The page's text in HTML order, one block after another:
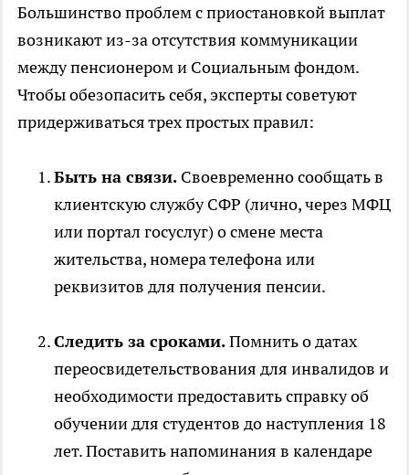
Большинство проблем с приостановкой выплат
возникают из-за отсутствия коммуникации
между пенсионером и Социальным фондом.
Чтобы обезопасить себя, эксперты советуют
придерживаться трех простых правил:
Быть на связи. Своевременно сообщать в
клиентскую службу СФР (лично, через МФЦ
или портал госуслуг) о смене места
жительства, номера телефона или
реквизитов для получения пенсии.
Следить за сроками.Помнить о датах
переосвидетельствования для инвалидов и
необходимости предоставить справку об
обучении для студентов до наступления 18
лет. Поставить напоминания в календаре